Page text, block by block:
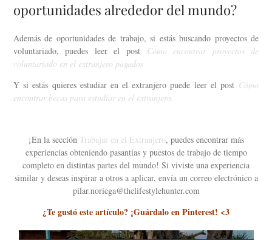
oportunidades alrededor del mundo?
Además de oportunidades de trabajo, si estás buscando proyectos de
voluntariado, puedes leer el post Cómo encontrar proyectos de
voluntariado en el extranjero pagados
Y si estás quieres estudiar en el extranjero puede leer el post Cómo
encontrar becas para estudiar en el extranjero.
¡En la sección Trabajar en el Extranjero, puedes encontrar más
experiencias obteniendo pasantías y puestos de trabajo de tiempo
completo en distintas partes del mundo! Si viviste una experiencia
similar y deseas inspirar a otros a aplicar, envía un correo electrónico a
pilar.noriega@thelifestylehunter.com
¿Te gustó este artículo? ¡Guárdalo en Pinterest! <3